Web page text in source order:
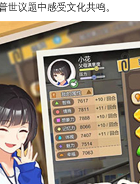
世议题中感受文化共鸣。